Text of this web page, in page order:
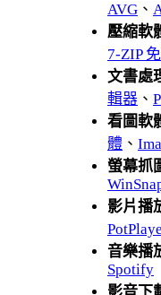
AVG 、
壓縮軟
7-ZIP
文書處
輯器 、
看圖軟
體 、
螢幕抓
影片播
音樂播
Spotify